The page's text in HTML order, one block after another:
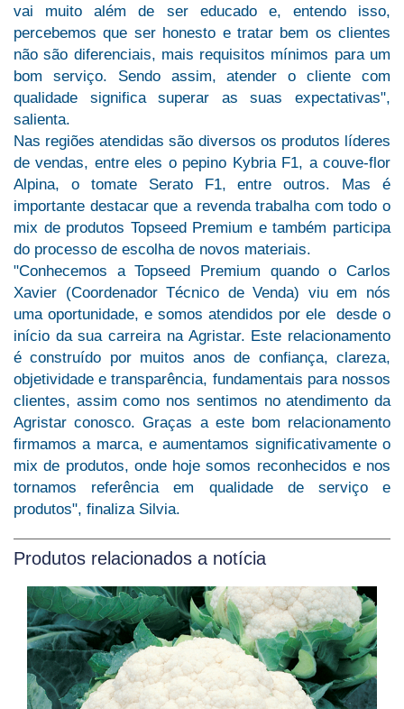
vai muito além de ser educado e, entendo isso,
percebemos que ser honesto e tratar bem os clientes
não são diferenciais, mais requisitos mínimos para um
bom serviço. Sendo assim, atender o cliente com
qualidade significa superar as suas expectativas",
salienta.
Nas regiões atendidas são diversos os produtos líderes
de vendas, entre eles o pepino Kybria F1, a couve-flor
Alpina, o tomate Serato F1, entre outros. Mas é
importante destacar que a revenda trabalha com todo o
mix de produtos Topseed Premium e também participa
do processo de escolha de novos materiais.
"Conhecemos a Topseed Premium quando o Carlos
Xavier (Coordenador Técnico de Venda) viu em nós
uma oportunidade, e somos atendidos por ele desde o
início da sua carreira na Agristar. Este relacionamento
é construído por muitos anos de confiança, clareza,
objetividade e transparência, fundamentais para nossos
clientes, assim como nos sentimos no atendimento da
Agristar conosco. Graças a este bom relacionamento
firmamos a marca, e aumentamos significativamente o
mix de produtos, onde hoje somos reconhecidos e nos
tornamos referência em qualidade de serviço e
produtos", finaliza Silvia.
Produtos relacionados a notícia